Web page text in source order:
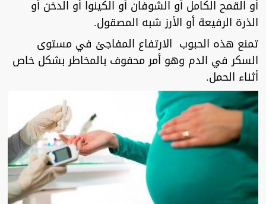
أو القمح الكامل أو الشوفان أو الكينوا أو الدخن أو
الذرة الرفيعة أو الأرز شبه المصقول.
تمنع هذه الحبوب الارتفاع المفاجئ في مستوى
السكر في الدم وهو أمر محفوف بالمخاطر بشكل خاص
أثناء الحمل.